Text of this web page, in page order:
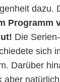
dazu.
Programm
Die
sich
Darüber
aber